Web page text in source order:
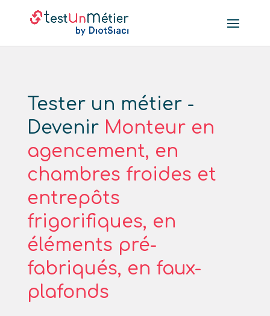
Tester un métier -
Devenir Monteur en
agencement, en
chambres froides et
entrepôts
frigorifiques, en
éléments pré-
fabriqués, en faux-
plafonds